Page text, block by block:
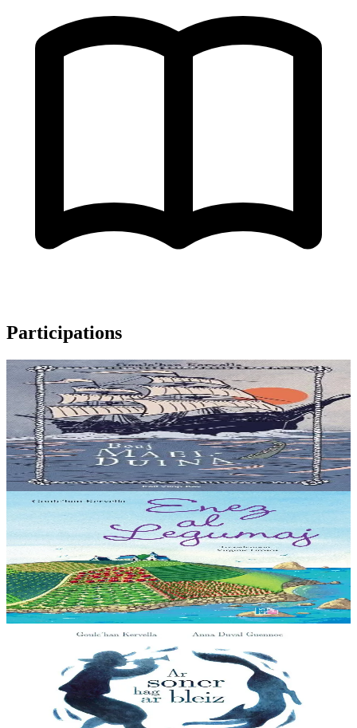
Participations
9 ans et plus
Beaj Mael-Duina
Dans les îles d’Aran en Irlande, au Moyen Âge, un jeune chasseur
est avalé par un dragon. Il vit toujours dans le ventre du monstre. Sa
soeur Mael-Duina va...
En stock8,00 €
6 ans et plus
Enez al Legumaj
L'île aux Légumes est envahi par les lapins qui dévastent les
récoltes. Mais voici qu'une joueuse de flûte se présente et prétend
pouvoir les chasser de l'île......
En stock5,00 €
Le sonneur et le loup
Conte musical écrit à partir du conte collecté par Yeun ar Gov.
Matilin an Dall, sonneur de bombarde, et Yann ar Chapel, joueur de
binioù, ont été invités à...